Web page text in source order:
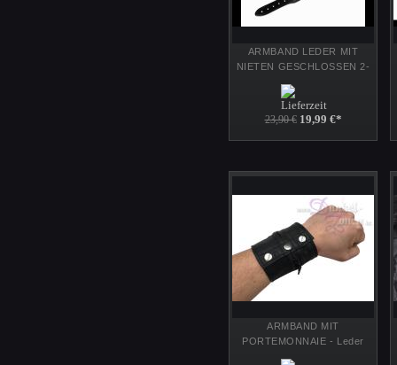
ARMBAND LEDER MIT
NIETEN GESCHLOSSEN 2-
Echtlederarmband
23,90 € 19,99 €*
ARMBAND MIT
PORTEMONNAIE - Leder